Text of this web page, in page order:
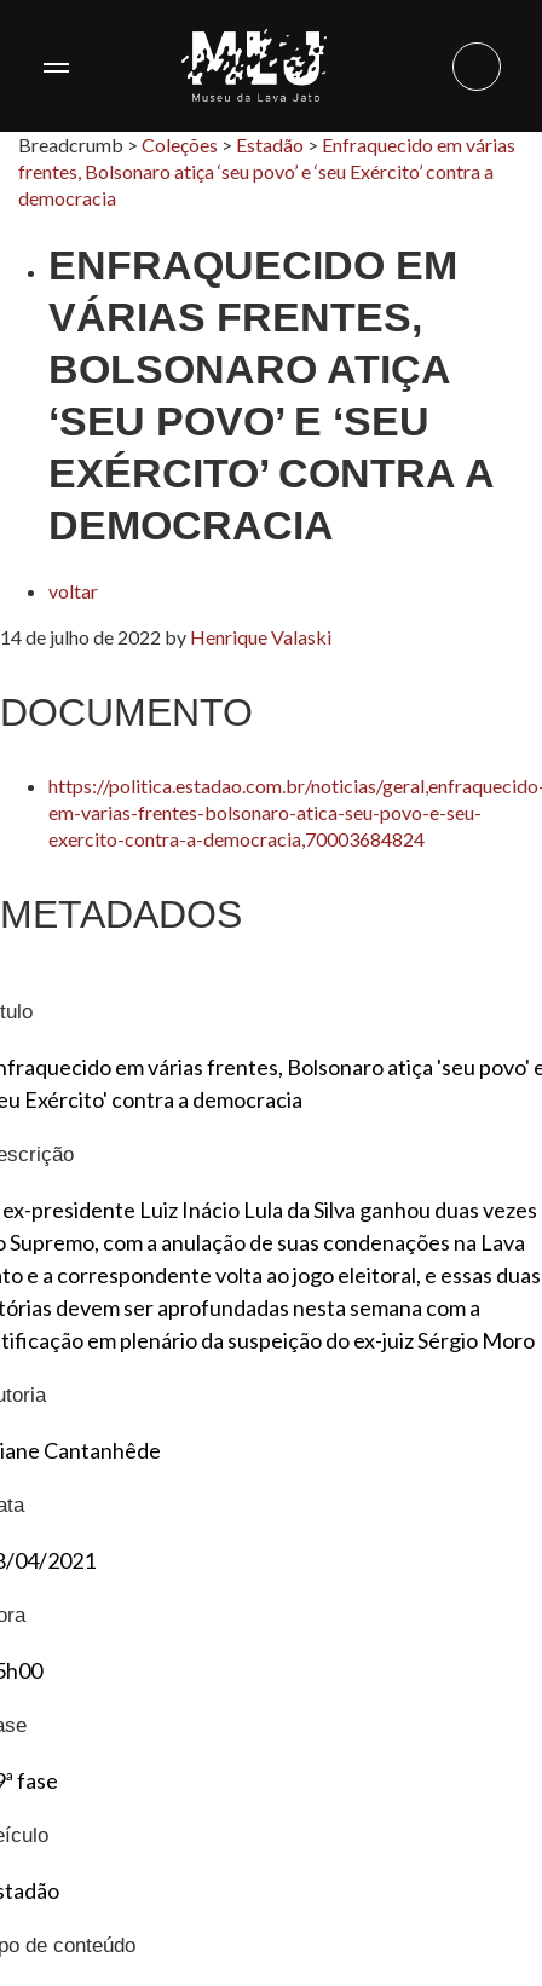
Breadcrumb > Coleções > Estadão > Enfraquecido em várias
frentes, Bolsonaro atiça ‘seu povo’ e ‘seu Exército’ contra a
democracia
ENFRAQUECIDO EM
VÁRIAS FRENTES,
BOLSONARO ATIÇA
‘SEU POVO’ E ‘SEU
EXÉRCITO’ CONTRA A
DEMOCRACIA
voltar
14 de julho de 2022 by Henrique Valaski
DOCUMENTO
https://politica.estadao.com.br/noticias/
em-varias-frentes-bolsonaro-atica-seu-povo-e-seu-
exercito-contra-a-democracia,70003684824
METADADOS
em várias frentes, Bolsonaro atiça 'seu povo'
Exército' contra a democracia
presidente Luiz Inácio Lula da Silva ganhou duas vezes
Supremo, com a anulação de suas condenações na Lava
e a correspondente volta ao jogo eleitoral, e essas duas
devem ser aprofundadas nesta semana com a
em plenário da suspeição do ex-juiz Sérgio Moro
Cantanhêde
04/2021
fase
de conteúdo